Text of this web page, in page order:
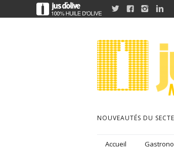
NOUVEAUTÉS DU
Accueil
   